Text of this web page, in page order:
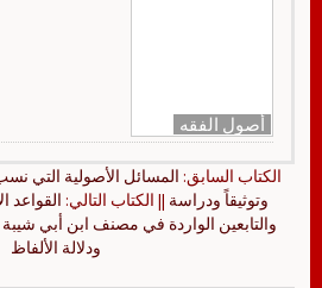
أصول الفقه
الكتاب السابق: المسائل الأصولية التي
وتوثيقاً ودراسة || الكتاب التالي: القواعد
والتابعين الواردة في مصنف ابن أبي
ودلالة الألفاظ